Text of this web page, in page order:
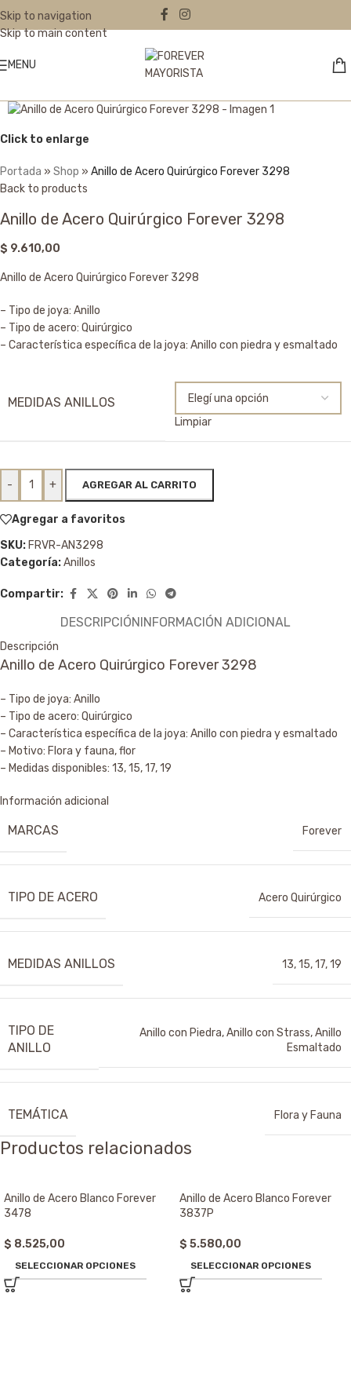
Skip to navigation
Skip to main content
MENU
Click to enlarge
Portada » Shop » Anillo de Acero Quirúrgico Forever 3298
Back to products
Anillo de Acero Quirúrgico Forever 3298
$ 9.610,00
Anillo de Acero Quirúrgico Forever 3298
– Tipo de joya: Anillo
– Tipo de acero: Quirúrgico
– Característica específica de la joya: Anillo con piedra y esmaltado
MEDIDAS ANILLOS
Limpiar
- + AGREGAR AL CARRITO
Agregar a favoritos
SKU: FRVR-AN3298
Categoría:Anillos
Compartir:
DESCRIPCIÓNINFORMACIÓN ADICIONAL
Descripción
Anillo de Acero Quirúrgico Forever 3298
– Tipo de joya: Anillo
– Tipo de acero: Quirúrgico
– Característica específica de la joya: Anillo con piedra y esmaltado
– Motivo: Flora y fauna, flor
– Medidas disponibles: 13, 15, 17, 19
Información adicional
MARCAS Forever
TIPO DE ACERO Acero Quirúrgico
MEDIDAS ANILLOS 13,15,17,19
TIPO DE
ANILLO
Anillo con Piedra,Anillo con Strass,Anillo
Esmaltado
TEMÁTICA Flora y Fauna
Productos relacionados
Anillo de Acero Blanco Forever
3478
$ 8.525,00
SELECCIONAR OPCIONES
Anillo de Acero Blanco Forever
3837P
$ 5.580,00
SELECCIONAR OPCIONES